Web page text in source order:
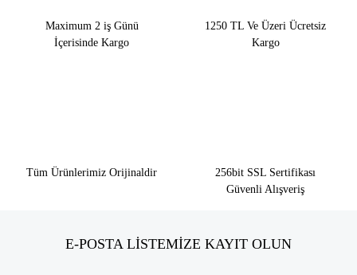
Maximum 2 iş Günü
İçerisinde Kargo
1250 TL Ve Üzeri Ücretsiz
Kargo
Tüm Ürünlerimiz Orijinaldir
256bit SSL Sertifikası
Güvenli Alışveriş
E-POSTA LİSTEMİZE KAYIT OLUN